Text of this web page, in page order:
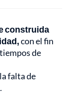
construida
con el fin
de
falta de